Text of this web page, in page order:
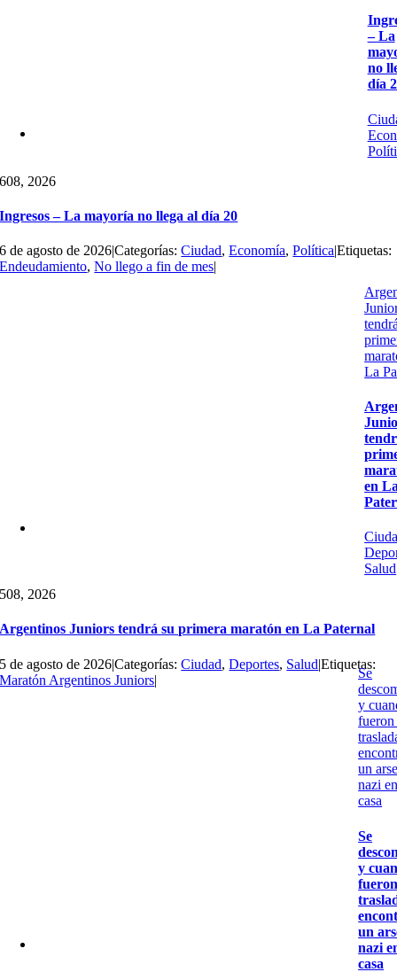
– La
no
día
608, 2026
Ingresos – La mayoría no llega al día 20
6 de agosto de 2026|Categorías:Ciudad,Economía,Política|Etiquetas:
Endeudamiento,No llego a fin de mes|
La
en
Salud
508, 2026
Argentinos Juniors tendrá su primera maratón en La Paternal
5 de agosto de 2026|Categorías:Ciudad,Deportes, Salud|Etiquetas:
Maratón Argentinos Juniors|
Se
y
fueron
un
nazi
casa
Se
y
un
nazi
casa